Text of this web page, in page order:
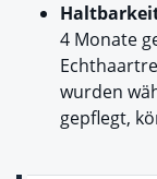
4 Monate
wurden
gepflegt,